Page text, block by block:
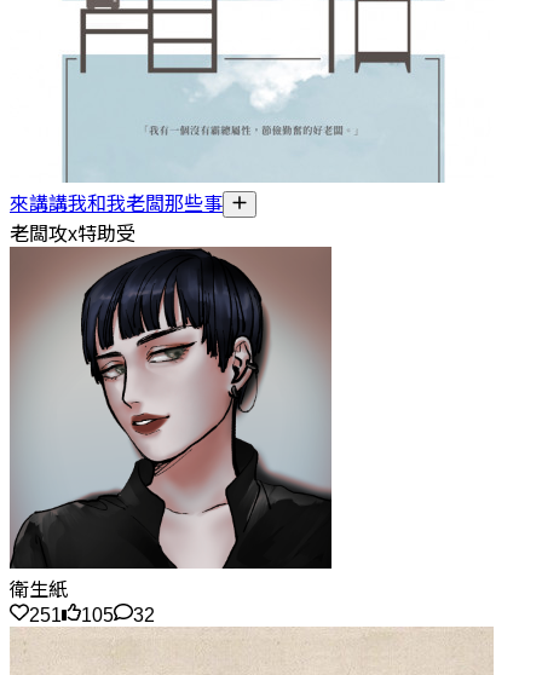
來講講我和我老闆那些事
老闆攻x特助受
衛生紙
251
105 32